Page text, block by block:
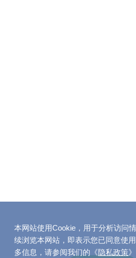
本网站使用Cookie，用于分析访问
续浏览本网站，即表示您已同意使
多信息，请参阅我们的《隐私政策》